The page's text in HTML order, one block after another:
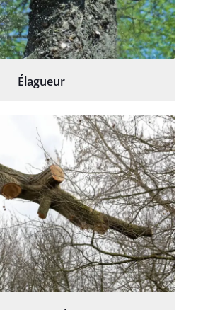
Élagueur